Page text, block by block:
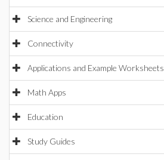
Science and Engineering
Connectivity
Applications and Example Worksheets
Math Apps
Education
Study Guides